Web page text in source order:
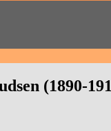
(1890-